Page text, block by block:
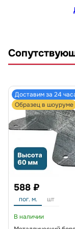
Доставим за 24
Образец в шоуруме
588 ₽
пог. м. шт
В наличии